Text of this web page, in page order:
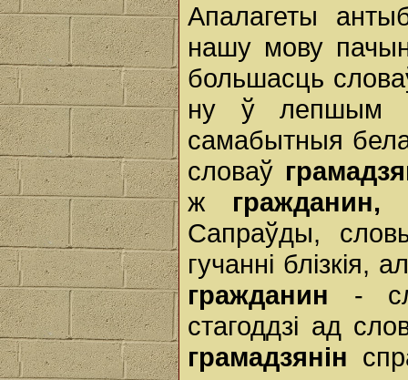
Апалагеты
нашу мову
большасць
ну ў лепшым
самабытныя
словаў
ж гражданин,
Сапраўды,
гучанні блізкія,
гражданин -
стагоддзі ад
грамадзянін